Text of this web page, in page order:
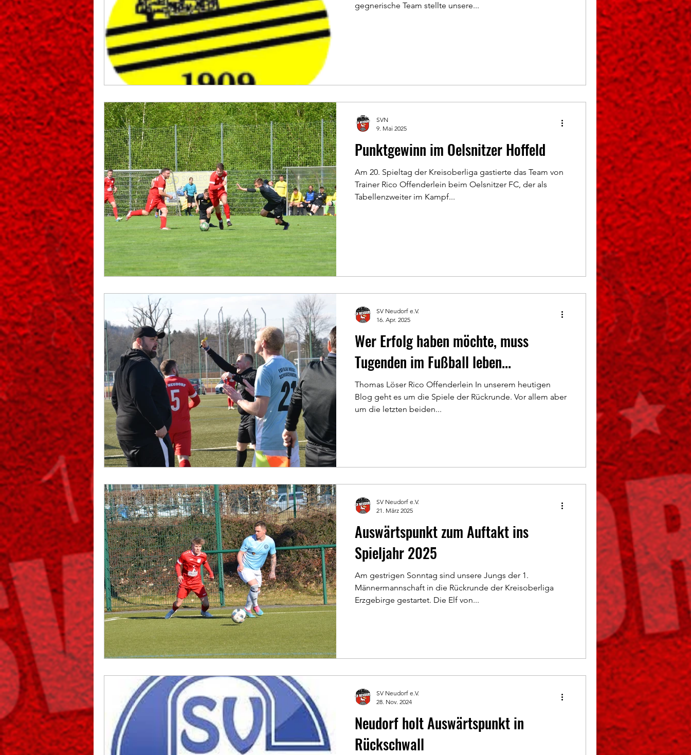
gegnerische Team stellte unsere...
Punktgewinn im Oelsnitzer Hoffeld
Am 20. Spieltag der Kreisoberliga gastierte das Team von
Trainer Rico Offenderlein beim Oelsnitzer FC, der als
Tabellenzweiter im Kampf...
SVN
9. Mai 2025
Wer Erfolg haben möchte, muss
Tugenden im Fußball leben...
Thomas Löser Rico Offenderlein In unserem heutigen
Blog geht es um die Spiele der Rückrunde. Vor allem aber
um die letzten beiden...
SV Neudorf e.V.
16. Apr. 2025
Auswärtspunkt zum Auftakt ins
Spieljahr 2025
Am gestrigen Sonntag sind unsere Jungs der 1.
Männermannschaft in die Rückrunde der Kreisoberliga
Erzgebirge gestartet. Die Elf von...
SV Neudorf e.V.
21. März 2025
Neudorf holt Auswärtspunkt in
Rückschwall
SV Neudorf e.V.
28. Nov. 2024